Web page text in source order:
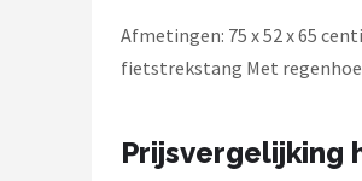
Afmetingen: 75 x 52 x 65
fietstrekstang Met
Prijsvergelijking